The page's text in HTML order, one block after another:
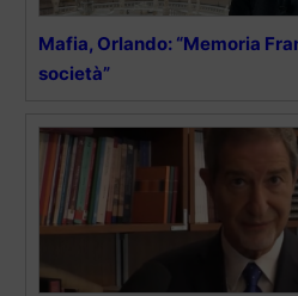
Mafia, Orlando: “Memoria
società”